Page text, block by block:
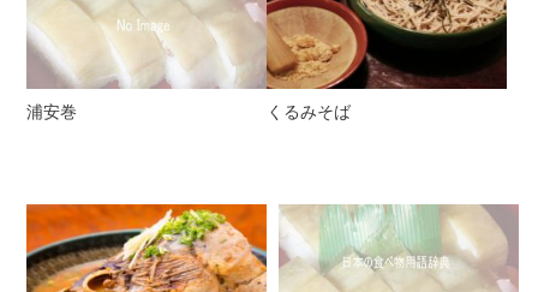
浦安巻 くるみそば